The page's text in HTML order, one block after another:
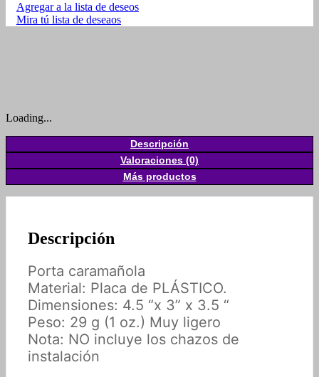
Agregar a la lista de deseos
Mira tú lista de deseaos
Loading...
Descripción
Valoraciones (0)
Más productos
Descripción
Porta caramañola
Material: Placa de PLÁSTICO.
Dimensiones: 4.5 “x 3” x 3.5 “
Peso: 29 g (1 oz.) Muy ligero
Nota: NO incluye los chazos de
instalación